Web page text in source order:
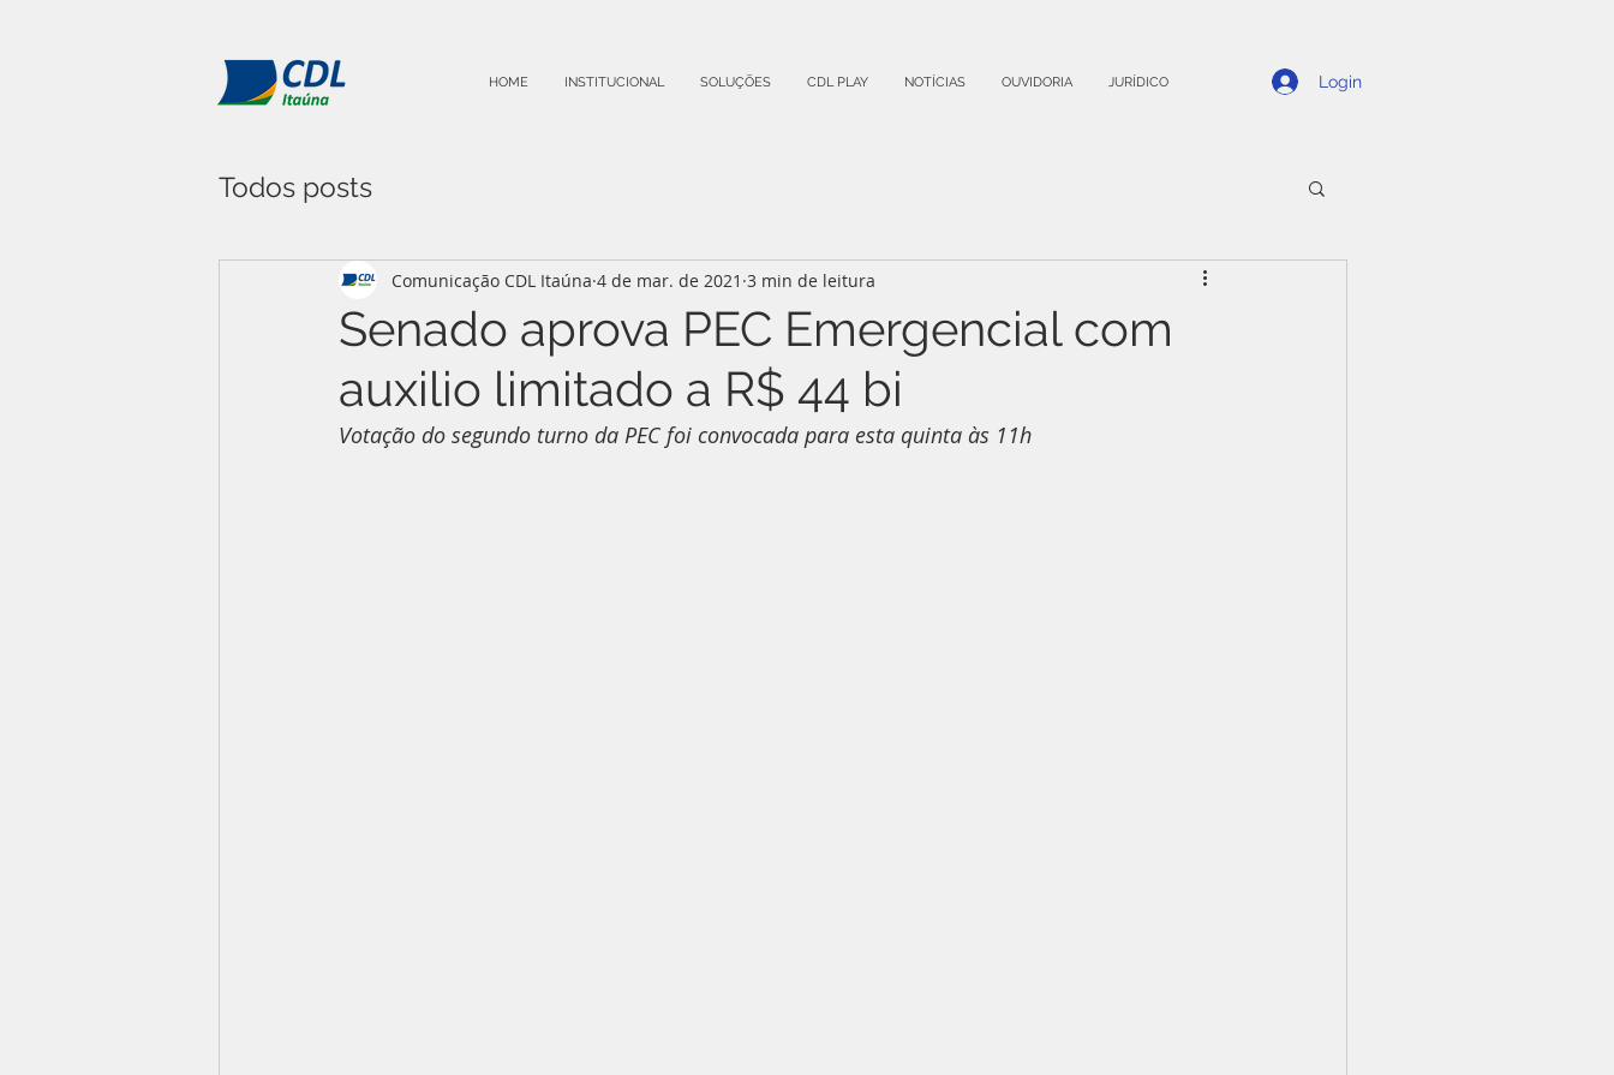
HOME INSTITUCIONAL SOLUÇÕES CDL PLAY NOTÍCIAS OUVIDORIA JURÍDICO Login
Todos posts
Senado aprova PEC Emergencial com
auxilio limitado a R$ 44 bi
Comunicação CDL Itaúna 4 de mar. de 2021 3 min de leitura
Votação do segundo turno da PEC foi convocada para esta quinta às 11h